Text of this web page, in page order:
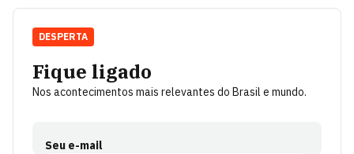
Fique ligado
Nos acontecimentos mais relevantes do Brasil e mundo.
Seu e-mail
DESPERTA